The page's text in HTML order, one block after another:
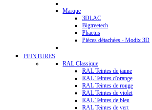
Marque
3DLAC
Bigtreetech
Phaetus
Pièces détachées - Modix 3D
PEINTURES
RAL Classique
RAL Teintes de jaune
RAL Teintes d'orange
RAL Teintes de rouge
RAL Teintes de violet
RAL Teintes de bleu
RAL Teintes de vert